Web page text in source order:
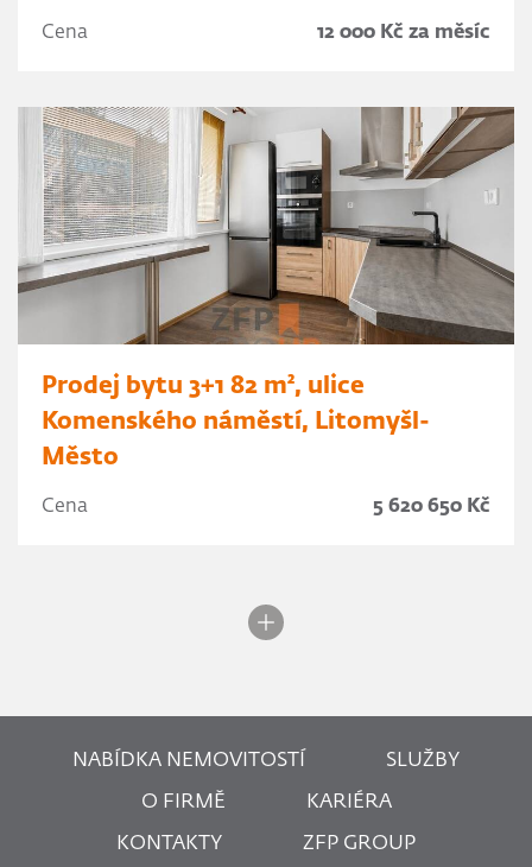
Cena 12 000 Kč za měsíc
Prodej bytu 3+1 82 m², ulice
Komenského náměstí, Litomyšl-
Město
Cena 5 620 650 Kč
NABÍDKA NEMOVITOSTÍ SLUŽBY
O FIRMĚ KARIÉRA
KONTAKTY ZFP GROUP